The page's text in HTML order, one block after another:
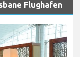
Flughafen